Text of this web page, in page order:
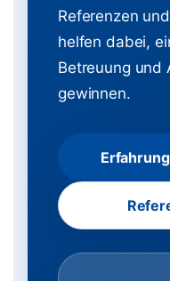
Referenzen
helfen dabei,
Betreuung und
gewinnen.